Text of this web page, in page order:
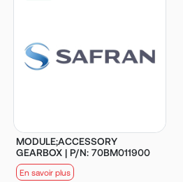
MODULE;ACCESSORY
GEARBOX | P/N: 70BM011900
En savoir plus